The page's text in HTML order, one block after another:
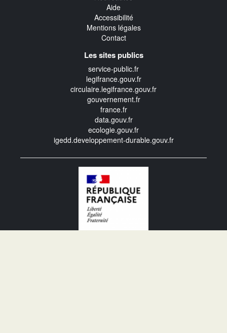
Aide
Accessibilité
Mentions légales
Contact
Les sites publics
service-public.fr
legifrance.gouv.fr
circulaire.legifrance.gouv.fr
gouvernement.fr
france.fr
data.gouv.fr
ecologie.gouv.fr
igedd.developpement-durable.gouv.fr